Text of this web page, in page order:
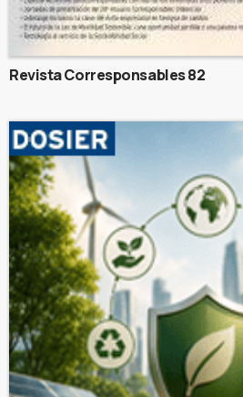
Revista Corresponsables 82